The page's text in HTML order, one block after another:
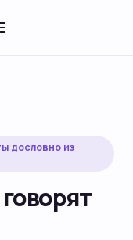
дословно из